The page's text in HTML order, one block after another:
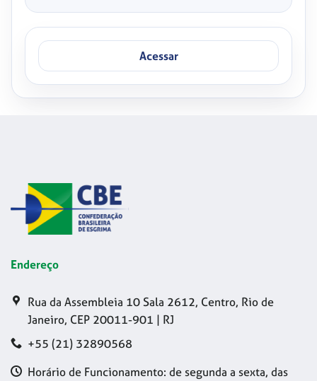
Acessar
Endereço
Rua da Assembleia 10 Sala 2612, Centro, Rio de
Janeiro, CEP 20011-901 | RJ
+55 (21) 32890568
Horário de Funcionamento: de segunda a sexta, das